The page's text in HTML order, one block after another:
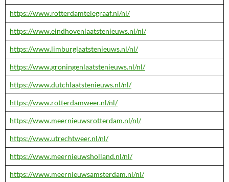
https://www.rotterdamtelegraaf.nl/nl/
https://www.eindhovenlaatstenieuws.nl/nl/
https://www.limburglaatstenieuws.nl/nl/
https://www.groningenlaatstenieuws.nl/nl/
https://www.dutchlaatstenieuws.nl/nl/
https://www.rotterdamweer.nl/nl/
https://www.meernieuwsrotterdam.nl/nl/
https://www.utrechtweer.nl/nl/
https://www.meernieuwsholland.nl/nl/
https://www.meernieuwsamsterdam.nl/nl/